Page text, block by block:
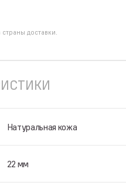
доставки.
Натуральная кожа
22 мм